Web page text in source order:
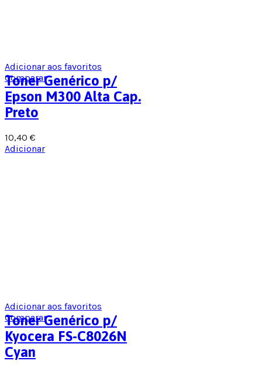
Adicionar aos favoritos
Comparar
Toner Genérico p/
Epson M300 Alta Cap.
Preto
10,40 €
Adicionar
Adicionar aos favoritos
Comparar
Toner Genérico p/
Kyocera FS-C8026N
Cyan